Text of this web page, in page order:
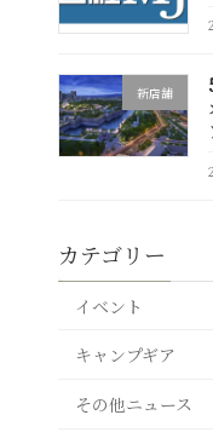
新店舗
カテゴリー
イベント
キャンプギア
その他ニュース